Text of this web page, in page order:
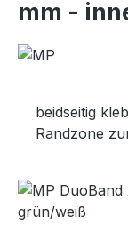
mm -
beidseitig
Randzone
Bildergalerie